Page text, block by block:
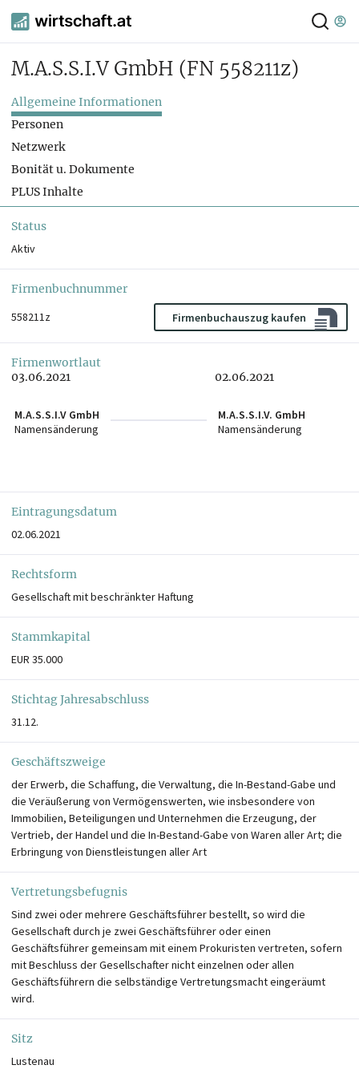
M.A.S.S.I.V GmbH (FN 558211z)
Allgemeine Informationen
Personen
Netzwerk
Bonität u. Dokumente
PLUS Inhalte
Status
Aktiv
Firmenbuchnummer
558211z
Firmenbuchauszug kaufen
Firmenwortlaut
03.06.2021
M.A.S.S.I.V GmbH
Namensänderung
02.06.2021
M.A.S.S.I.V. GmbH
Namensänderung
Eintragungsdatum
02.06.2021
Rechtsform
Gesellschaft mit beschränkter Haftung
Stammkapital
EUR 35.000
Stichtag Jahresabschluss
31.12.
Geschäftszweige
der Erwerb, die Schaffung, die Verwaltung, die In-Bestand-Gabe und
die Veräußerung von Vermögenswerten, wie insbesondere von
Immobilien, Beteiligungen und Unternehmen die Erzeugung, der
Vertrieb, der Handel und die In-Bestand-Gabe von Waren aller Art; die
Erbringung von Dienstleistungen aller Art
Vertretungsbefugnis
Sind zwei oder mehrere Geschäftsführer bestellt, so wird die
Gesellschaft durch je zwei Geschäftsführer oder einen
Geschäftsführer gemeinsam mit einem Prokuristen vertreten, sofern
mit Beschluss der Gesellschafter nicht einzelnen oder allen
Geschäftsführern die selbständige Vertretungsmacht eingeräumt
wird.
Sitz
Lustenau